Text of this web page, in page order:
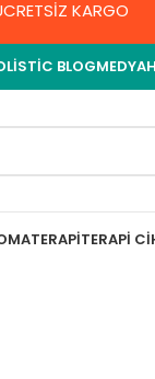
KARGO
BLOGMEDYA
TERAPI